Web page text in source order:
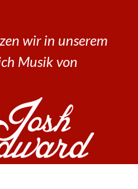
wir in unserem
Musik von